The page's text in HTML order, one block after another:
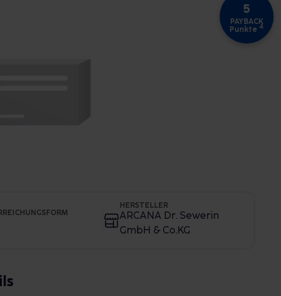
5
PAYBACK
Punkte 4
HERSTELLER
ARCANA Dr. Sewerin
GmbH & Co.KG